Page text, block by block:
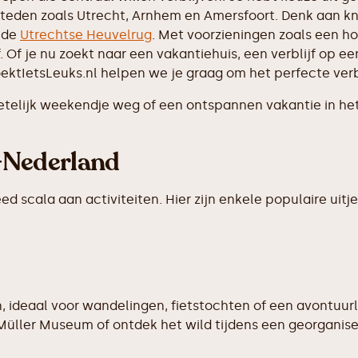
zoals Utrecht, Arnhem en Amersfoort. Denk aan
Utrechtse Heuvelrug. Met voorzieningen zoals een
je nu zoekt naar een vakantiehuis, een verblijf op
helpen we je graag om het perfecte
weekendje weg of een ontspannen vakantie in
scala aan activiteiten. Hier zijn enkele populaire
ideaal voor wandelingen, fietstochten of een
Museum of ontdek het wild tijdens een